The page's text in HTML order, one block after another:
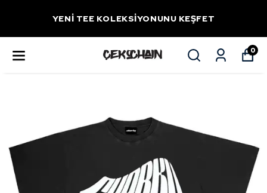
YENİ TEE KOLEKSİYONUNU KEŞFET
0